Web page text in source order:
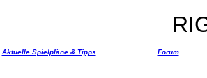
Aktuelle Spielpläne & Tipps Forum